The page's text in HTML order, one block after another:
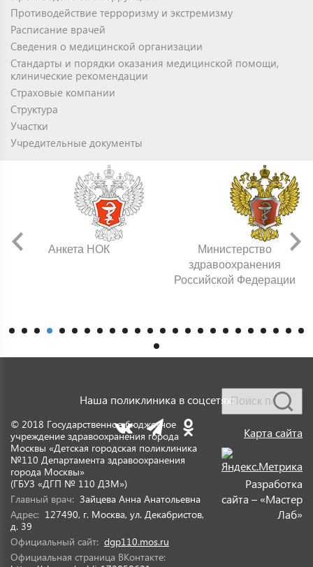
Противодействие терроризму и экстремизму
Расписание врачей
Сведения о медицинской организации
Стандарты и порядки оказания медицинской помощи,
клинические рекомендации
Страховые компании
Структура
Участки
Учредительные документы
Анкета НОК
Министерство
здравоохранения
Российской Федерации
© 2018 Государственное бюджетное
учреждение здравоохранения города
Москвы «Детская городская поликлиника
№110 Департамента здравоохранения
города Москвы»
(ГБУЗ «ДГП № 110 ДЗМ»)
Главный врач: Зайцева Анна Анатольевна
Адрес: 127490, г. Москва, ул. Декабристов,
д. 39
Официальный сайт: dgp110.mos.ru
Официальная страница ВКонтакте:
Наша поликлиника в соцсетях:
Карта сайта
Разработка
сайта – «Мастер
Лаб»